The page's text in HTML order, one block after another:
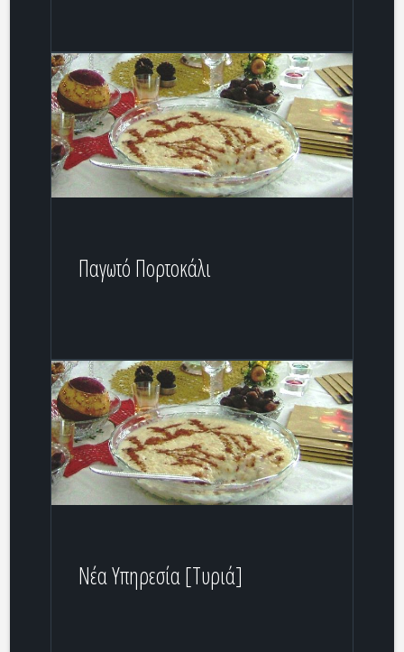
Παγωτό Πορτοκάλι
Νέα Υπηρεσία [Τυριά]